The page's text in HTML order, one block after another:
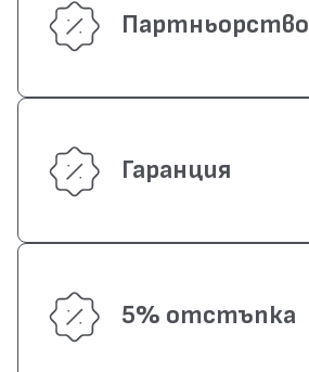
Партньорство
Гаранция
5% отстъпка